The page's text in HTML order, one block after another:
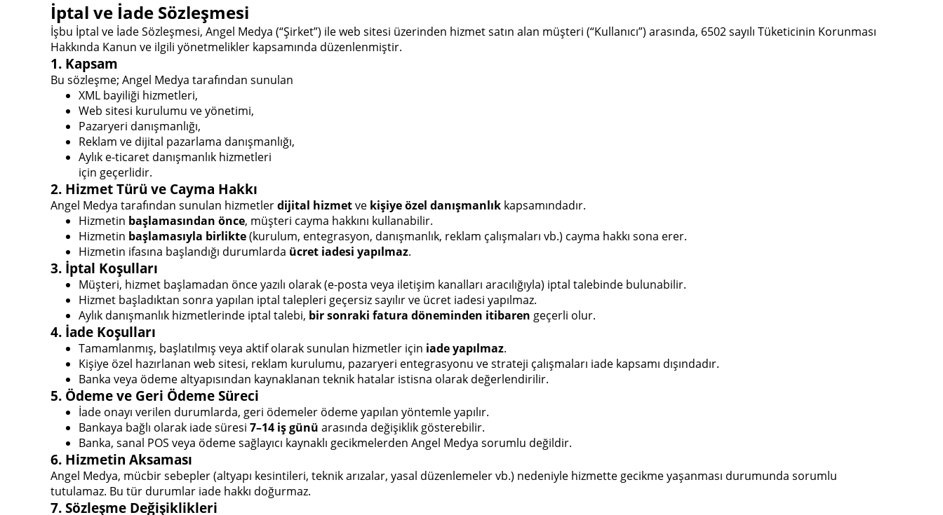
İptal ve İade Sözleşmesi
İşbu İptal ve İade Sözleşmesi, Angel Medya (“Şirket”) ile web sitesi üzerinden hizmet satın alan müşteri (“Kullanıcı”) arasında, 6502 sayılı Tüketicinin Korunması
Hakkında Kanun ve ilgili yönetmelikler kapsamında düzenlenmiştir.
1. Kapsam
Bu sözleşme; Angel Medya tarafından sunulan
XML bayiliği hizmetleri,
Web sitesi kurulumu ve yönetimi,
Pazaryeri danışmanlığı,
Reklam ve dijital pazarlama danışmanlığı,
Aylık e-ticaret danışmanlık hizmetleri
için geçerlidir.
2. Hizmet Türü ve Cayma Hakkı
Angel Medya tarafından sunulan hizmetlerdijital hizmetve kişiye özel danışmanlık kapsamındadır.
Hizmetin başlamasından önce, müşteri cayma hakkını kullanabilir.
Hizmetin başlamasıyla birlikte(kurulum, entegrasyon, danışmanlık, reklam çalışmaları vb.) cayma hakkı sona erer.
Hizmetin ifasına başlandığı durumlarda ücret iadesi yapılmaz.
3. İptal Koşulları
Müşteri, hizmet başlamadan önce yazılı olarak (e-posta veya iletişim kanalları aracılığıyla) iptal talebinde bulunabilir.
Hizmet başladıktan sonra yapılan iptal talepleri geçersiz sayılır ve ücret iadesi yapılmaz.
Aylık danışmanlık hizmetlerinde iptal talebi, bir sonraki fatura döneminden itibaren geçerli olur.
4. İade Koşulları
Tamamlanmış, başlatılmış veya aktif olarak sunulan hizmetler için iade yapılmaz.
Kişiye özel hazırlanan web sitesi, reklam kurulumu, pazaryeri entegrasyonu ve strateji çalışmaları iade kapsamı dışındadır.
Banka veya ödeme altyapısından kaynaklanan teknik hatalar istisna olarak değerlendirilir.
5. Ödeme ve Geri Ödeme Süreci
İade onayı verilen durumlarda, geri ödemeler ödeme yapılan yöntemle yapılır.
Bankaya bağlı olarak iade süresi 7–14 iş günü arasında değişiklik gösterebilir.
Banka, sanal POS veya ödeme sağlayıcı kaynaklı gecikmelerden Angel Medya sorumlu değildir.
6. Hizmetin Aksaması
Angel Medya, mücbir sebepler (altyapı kesintileri, teknik arızalar, yasal düzenlemeler vb.) nedeniyle hizmette gecikme yaşanması durumunda sorumlu
tutulamaz. Bu tür durumlar iade hakkı doğurmaz.
7. Sözleşme Değişiklikleri